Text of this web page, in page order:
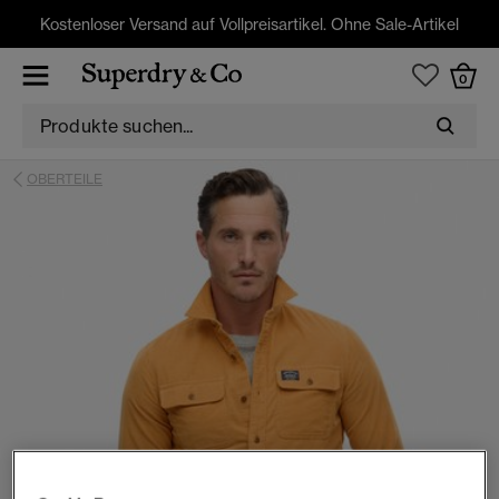
Kostenloser Versand auf Vollpreisartikel. Ohne Sale-Artikel
0
OBERTEILE